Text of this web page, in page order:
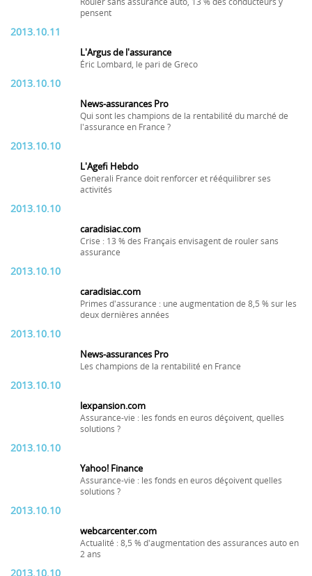
Rouler sans assurance auto, 13 % des conducteurs y
pensent
2013.10.11
L'Argus de l'assurance
Éric Lombard, le pari de Greco
2013.10.10
News-assurances Pro
Qui sont les champions de la rentabilité du marché de
l'assurance en France ?
2013.10.10
L'Agefi Hebdo
Generali France doit renforcer et rééquilibrer ses
activités
2013.10.10
caradisiac.com
Crise : 13 % des Français envisagent de rouler sans
assurance
2013.10.10
caradisiac.com
Primes d'assurance : une augmentation de 8,5 % sur les
deux dernières années
2013.10.10
News-assurances Pro
Les champions de la rentabilité en France
2013.10.10
lexpansion.com
Assurance-vie : les fonds en euros déçoivent, quelles
solutions ?
2013.10.10
Yahoo! Finance
Assurance-vie : les fonds en euros déçoivent quelles
solutions ?
2013.10.10
webcarcenter.com
Actualité : 8,5 % d'augmentation des assurances auto en
2 ans
2013.10.10